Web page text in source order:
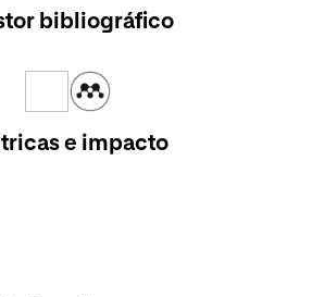
bibliográfico
e impacto